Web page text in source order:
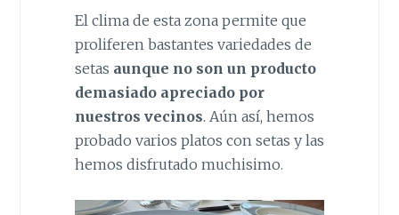
El clima de esta zona permite que
proliferen bastantes variedades de
setas aunque no son un producto
demasiado apreciado por
nuestros vecinos. Aún así, hemos
probado varios platos con setas y las
hemos disfrutado muchisimo.